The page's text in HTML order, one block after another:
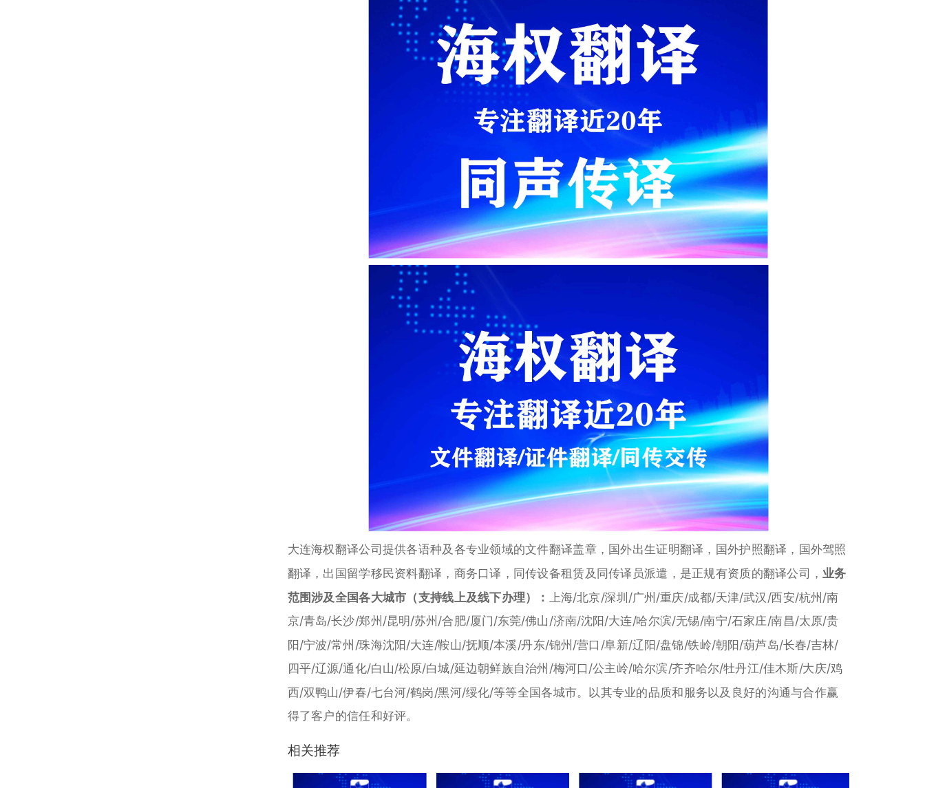
大连海权翻译公司提供各语种及各专业领域的文件翻译盖章，国外出生证明翻译，国外护照翻译，国外驾照
翻译，出国留学移民资料翻译，商务口译，同传设备租赁及同传译员派遣，是正规有资质的翻译公司，业务
范围涉及全国各大城市（支持线上及线下办理）：
上海/北京/深圳/广州/重庆/成都/天津/武汉/西安/杭州/南
京/青岛/长沙/郑州/昆明/苏州/合肥/厦门/东莞/佛山/济南/沈阳/大连/哈尔滨/无锡/南宁/石家庄/南昌/太原/贵
阳/宁波/常州/珠海沈阳/大连/鞍山/抚顺/本溪/丹东/锦州/营口/阜新/辽阳/盘锦/铁岭/朝阳/葫芦岛/长春/吉林/
四平/辽源/通化/白山/松原/白城/延边朝鲜族自治州/梅河口/公主岭/哈尔滨/齐齐哈尔/牡丹江/佳木斯/大庆/鸡
西/双鸭山/伊春/七台河/鹤岗/黑河/绥化/等等全国各城市。以其专业的品质和服务以及良好的沟通与合作赢
得了客户的信任和好评。
相关推荐